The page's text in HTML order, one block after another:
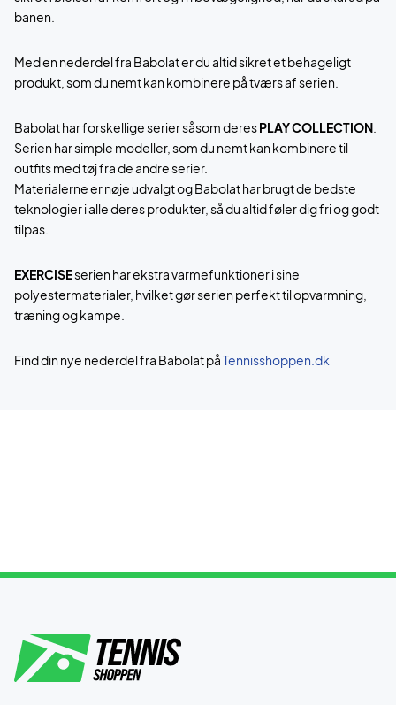
banen.
Med en nederdel fra Babolat er du altid sikret et behageligt
produkt, som du nemt kan kombinere på tværs af serien.
Babolat har forskellige serier såsom deresPLAY COLLECTION
Serien har simple modeller, som du nemt kan kombinere til
outfits med tøj fra de andre serier.
Materialerne er nøje udvalgt og Babolat har brugt de bedste
teknologier i alle deres produkter, så du altid føler dig fri og godt
tilpas.
EXERCISEserien har ekstra varmefunktioner i sine
polyestermaterialer, hvilket gør serien perfekt til opvarmning,
træning og kampe.
Find din nye nederdel fra Babolat påTennisshoppen.dk